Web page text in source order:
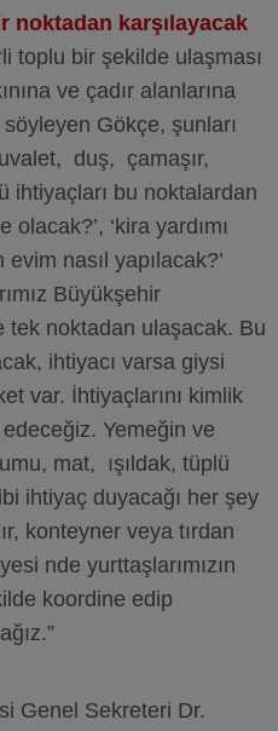
noktadan karşılayacak
toplu bir şekilde ulaşması
ve çadır alanlarına
söyleyen Gökçe, şunları
duş, çamaşır,
bu noktalardan
olacak?’, ‘kira yardımı
evim nasıl yapılacak?’
Büyükşehir
tek noktadan ulaşacak. Bu
ihtiyacı varsa giysi
var. İhtiyaçlarını kimlik
Yemeğin ve
mat, ışıldak, tüplü
ihtiyaç duyacağı her şey
konteyner veya tırdan
nde yurttaşlarımızın
koordine edip
Genel Sekreteri Dr.